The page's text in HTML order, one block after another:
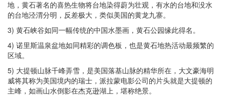
地，黄石著名的喜热生物将台地染得蔚为壮观，有水的台地和没水
的台地泾渭分明，反差极大，类似美国的黄龙九寨。
3) 黄石峡谷如同一幅传统的中国水墨画，黄石公园缘此得名。
4) 诺里斯温泉盆地如同精彩的调色板，也是黄石地热活动最频繁的
区域。
5) 大提顿山脉千峰弄雪，是美国落基山脉的精华所在，大文豪海明
威将其称为美国境内的瑞士，派拉蒙电影公司的片头就是大提顿的
主峰，如画山水倒影在杰克逊湖上，堪称绝景。